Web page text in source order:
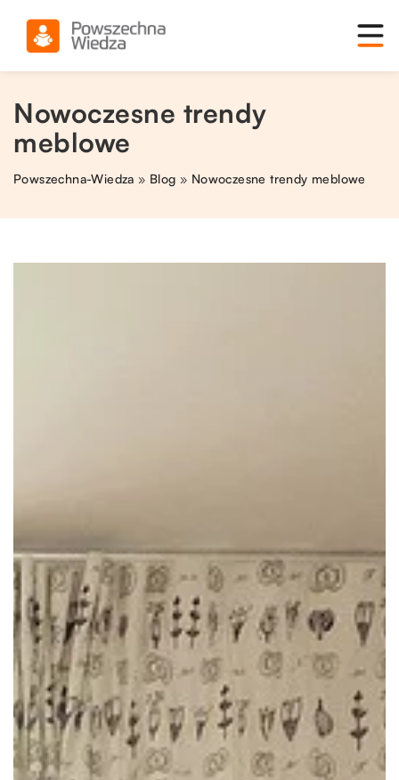
Nowoczesne trendy
meblowe
Powszechna-Wiedza » Blog » Nowoczesne trendy meblowe